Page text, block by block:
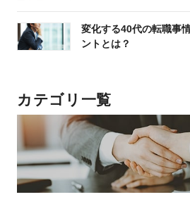
変化する40代の転職事
ントとは？
カテゴリ一覧